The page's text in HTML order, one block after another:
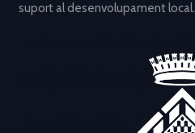
suport al desenvolupament local.